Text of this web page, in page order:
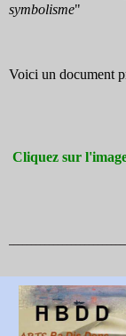
symbolisme"
Voici un document
Cliquez sur